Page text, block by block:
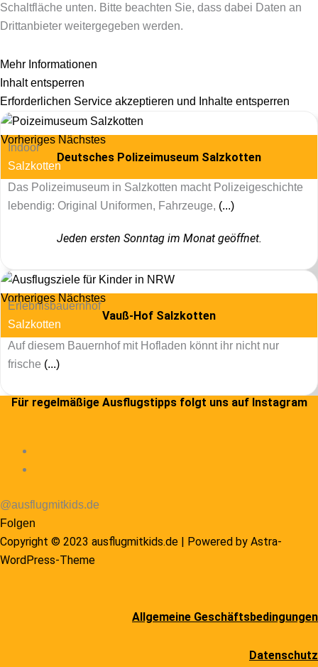
Schaltfläche unten. Bitte beachten Sie, dass dabei Daten an
Drittanbieter weitergegeben werden.
Mehr Informationen
Inhalt entsperren
Erforderlichen Service akzeptieren und Inhalte entsperren
Vorheriges Nächstes
Indoor
Salzkotten
Deutsches Polizeimuseum Salzkotten
Das Polizeimuseum in Salzkotten macht Polizeigeschichte
lebendig: Original Uniformen, Fahrzeuge, (...)
Jeden ersten Sonntag im Monat geöffnet.
Vorheriges Nächstes
Erlebnisbauernhof
Salzkotten
Vauß-Hof Salzkotten
Auf diesem Bauernhof mit Hofladen könnt ihr nicht nur
frische (...)
Für regelmäßige Ausflugstipps folgt uns auf Instagram
@ausflugmitkids.de
Folgen
Copyright © 2023 ausflugmitkids.de | Powered by Astra-
WordPress-Theme
Allgemeine Geschäftsbedingungen
Datenschutz